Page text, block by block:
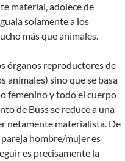
material, adolece de
solamente a los
más que animales.
órganos reproductores de
animales) sino que se basa
femenino y todo el cuerpo
de Buss se reduce a una
netamente materialista. De
hombre/mujer es
es precisamente la